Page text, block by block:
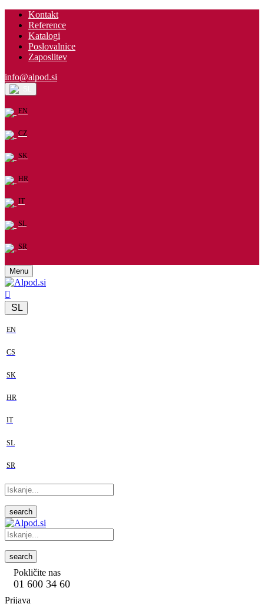
Kontakt
Reference
Katalogi
Poslovalnice
Zaposlitev
info@alpod.si
EN
CZ
SK
HR
IT
SL
SR
Menu
SL
EN
CS
SK
HR
IT
SL
SR
search
search
Pokličite nas
01 600 34 60
Prijava